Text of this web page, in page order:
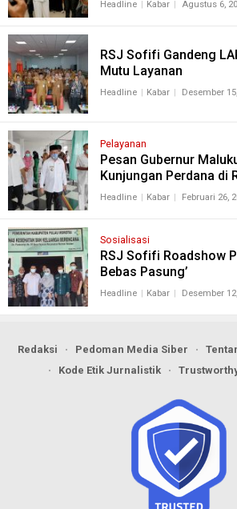
Headline Kabar Agustus 6,
RSJ Sofifi Gandeng
Mutu Layanan
Headline Kabar Desember
Pelayanan
Pesan Gubernur
Kunjungan Perdana di
Headline Kabar Februari 26,
Sosialisasi
RSJ Sofifi Roadshow
Bebas Pasung’
Headline Kabar Desember
Redaksi Pedoman Media Siber
Kode Etik Jurnalistik